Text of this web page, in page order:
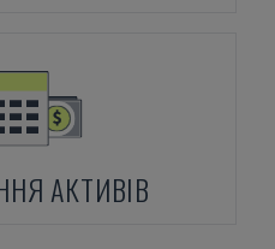
АКТИВІВ